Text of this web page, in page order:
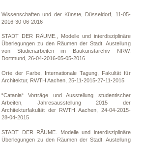
Wissenschaften und der Künste, Düsseldorf, 11-05-
2016-30-06-2016
STADT DER RÄUME., Modelle und interdisziplinäre
Überlegungen zu den Räumen der Stadt, Austellung
von Studienarbeiten im Baukunstarchiv NRW,
Dortmund, 26-04-2016-05-05-2016
Orte der Farbe, Internationale Tagung, Fakultät für
Architektur, RWTH Aachen, 25-11-2015-27-11-2015
“Catania“ Vorträge und Ausstellung studentischer
Arbeiten, Jahresausstellung 2015 der
Architekturfakultät der RWTH Aachen, 24-04-2015-
28-04-2015
STADT DER RÄUME. Modelle und interdisziplinäre
Überlegungen zu den Räumen der Stadt, Austellung